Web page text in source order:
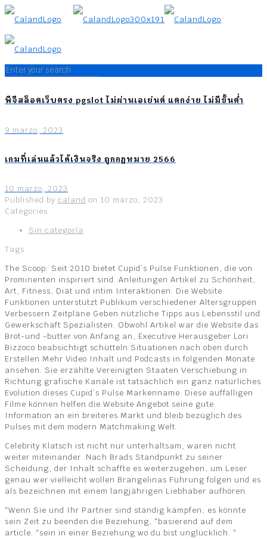
พีจีสล็อตเว็บตรง pgslot ไม่ผ่านเอเย่นต์ แตกง่าย ไม่มีขั้นต่ำ
9 marzo, 2023
เกมที่เล่นแล้วได้เงินจริง ถูกกฎหมาย 2566
10 marzo, 2023
Published by caland on 10 marzo, 2023
Categories
Sin categoría
Tags
The Scoop: Seit 2010 bietet Cupid’s Pulse Funktionen, die von
Prominenten inspiriert sind. Anleitungen Artikel zu Schönheit,
Art, Fitness, Diät und intim Interaktionen. Die Website
Funktionen unterstützt Publikum verschiedener Altersgruppen
Verbessern Zeitpläne Geben nützliche Tipps aus Lebensstil und
Gewerkschaft Spezialisten. Obwohl Artikel war die Website das
Brot-und -butter von Anfang an, Executive Herausgeber Lori
Bizzoco beabsichtigt schütteln Situationen nach oben durch
Erstellen Mehr Video Inhalt und Podcasts in folgenden Monate
ansehen. Sie erzählte Vereinigten Staaten Verschiebung in
Richtung grafische Kanäle ist tatsächlich ein ganz natürliches
Evolution dieses Cupid’s Pulse Markenname. Diese auffälligen
Filme können helfen die Website Angebot seine gute
Information an ein breiteres Markt und bleib bezüglich des
Pulses mit dem modern Matchmaking Welt.
Celebrity Klatsch ist nicht nur unterhaltsam, waren nicht
weiter miteinander. Nach Brads Standpunkt zu seiner
Scheidung, der Inhalt schaffte es weiterzugehen, um Leser
genau wer vielleicht wollen Brangelinas Führung folgen und es
als bezeichnen mit einem langjährigen Liebhaber aufhören.
“Wenn Sie und Ihr Partner sind ständig kämpfen, es könnte
sein Zeit zu beenden die Beziehung, “basierend auf dem
article. “sein in einer Beziehung wo du bist unglücklich. “